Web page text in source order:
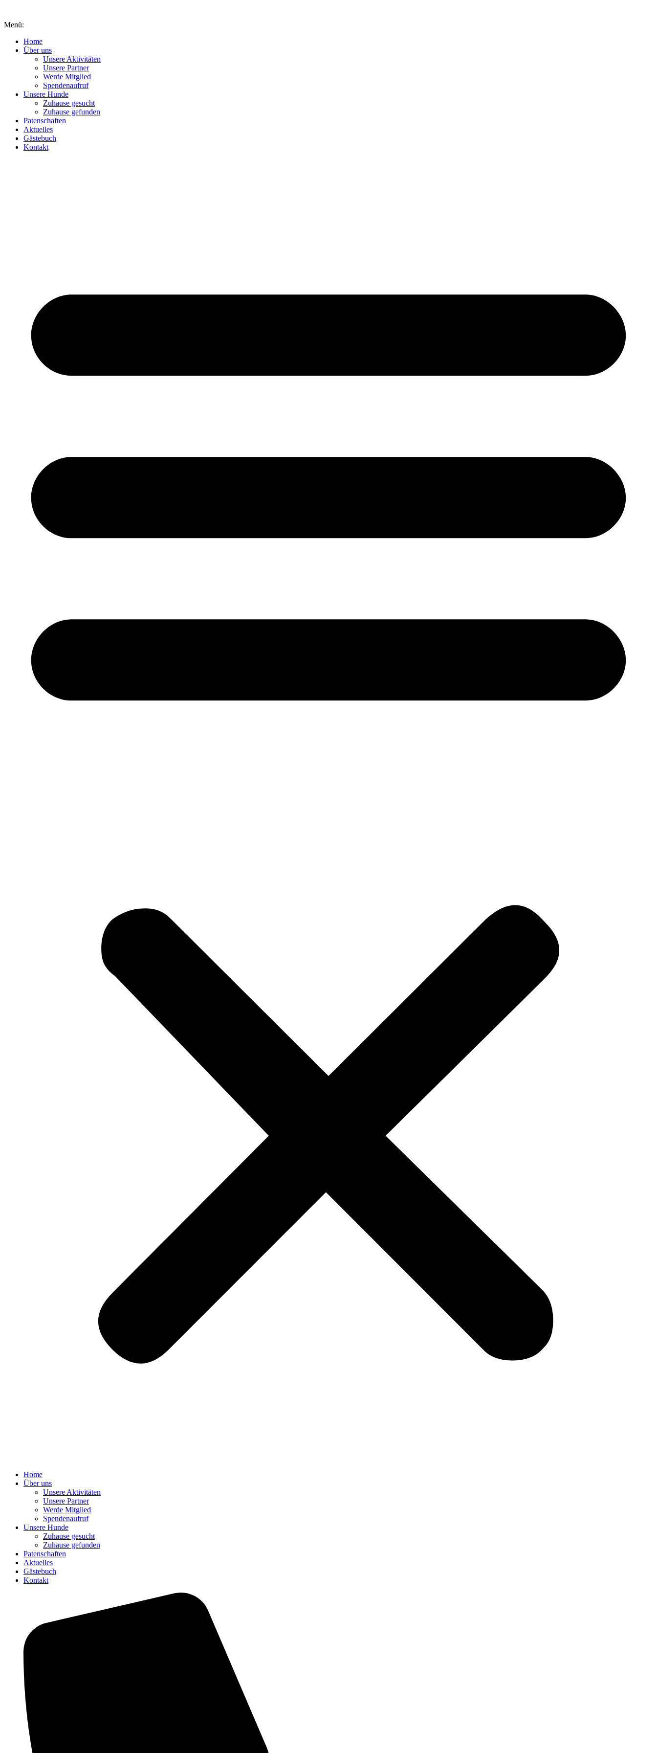
Menü:
Home
Über uns
Unsere Aktivitäten
Unsere Partner
Werde Mitglied
Spendenaufruf
Unsere Hunde
Zuhause gesucht
Zuhause gefunden
Patenschaften
Aktuelles
Gästebuch
Kontakt
Home
Über uns
Unsere Aktivitäten
Unsere Partner
Werde Mitglied
Spendenaufruf
Unsere Hunde
Zuhause gesucht
Zuhause gefunden
Patenschaften
Aktuelles
Gästebuch
Kontakt